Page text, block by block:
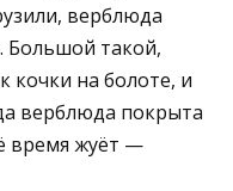
верблюда
Большой такой,
кочки на болоте, и
верблюда покрыта
время жуёт —